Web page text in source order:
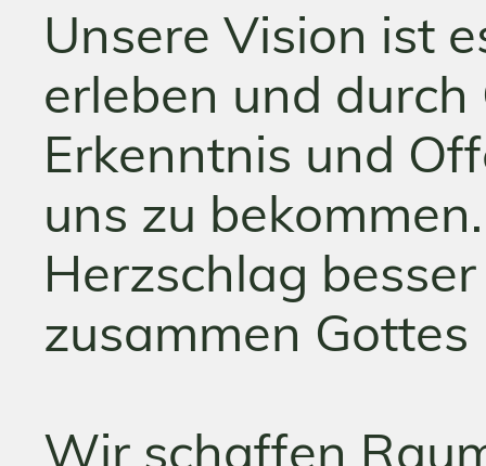
Unsere Vision ist
erleben und
Erkenntnis und
uns zu
Herzschlag
zusammen Gottes
Wir schaffen